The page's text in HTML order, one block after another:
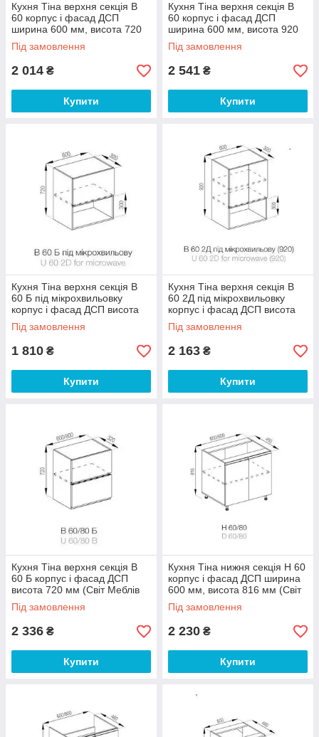
Кухня Тіна верхня секція В
60 корпус і фасад ДСП
ширина 600 мм, висота 720
мм (Світ Меблів ТМ)
Під замовлення
2 014 ₴
Купити
Кухня Тіна верхня секція В
60 корпус і фасад ДСП
ширина 600 мм, висота 920
мм (Світ Меблів ТМ)
Під замовлення
2 541 ₴
Купити
Кухня Тіна верхня секція В
60 Б під мікрохвильовку
корпус і фасад ДСП висота
720 мм (Світ Меблів ТМ)
Під замовлення
1 810 ₴
Купити
Кухня Тіна верхня секція В
60 2Д під мікрохвильовку
корпус і фасад ДСП висота
920 мм (Світ Меблів ТМ)
Під замовлення
2 163 ₴
Купити
Кухня Тіна верхня секція В
60 Б корпус і фасад ДСП
висота 720 мм (Світ Меблів
ТМ)
Під замовлення
2 336 ₴
Купити
Кухня Тіна нижня секція Н 60
корпус і фасад ДСП ширина
600 мм, висота 816 мм (Світ
Меблів ТМ)
Під замовлення
2 230 ₴
Купити